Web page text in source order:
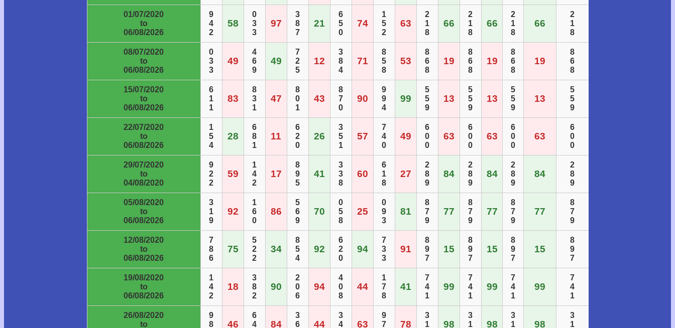
01/07/2020
to
06/08/2026
9
4
2
58
0
3
3
97
3
8
7
21
6
5
0
74
1
5
2
63
2
1
8
66
2
1
8
66
2
1
8
66
2
1
8
08/07/2020
to
06/08/2026
0
3
3
49
4
6
9
49
7
2
5
12
3
8
4
71
8
5
8
53
8
6
8
19
8
6
8
19
8
6
8
19
8
6
8
15/07/2020
to
06/08/2026
6
1
1
83
8
3
1
47
8
0
1
43
8
7
0
90
9
9
4
99
5
5
9
13
5
5
9
13
5
5
9
13
5
5
9
22/07/2020
to
06/08/2026
1
5
4
28
6
8
1
11
6
2
0
26
3
5
1
57
7
4
0
49
6
0
0
63
6
0
0
63
6
0
0
63
6
0
0
29/07/2020
to
04/08/2020
9
2
2
59
1
4
2
17
8
9
5
41
3
3
8
60
6
1
8
27
2
8
9
84
2
8
9
84
2
8
9
84
2
8
9
05/08/2020
to
06/08/2026
3
1
9
92
1
6
0
86
5
6
9
70
0
5
8
25
0
9
3
81
8
7
9
77
8
7
9
77
8
7
9
77
8
7
9
12/08/2020
to
06/08/2026
7
8
6
75
5
2
2
34
8
5
4
92
6
2
0
94
7
3
3
91
8
9
7
15
8
9
7
15
8
9
7
15
8
9
7
19/08/2020
to
06/08/2026
1
4
2
18
3
8
2
90
2
0
6
94
4
0
8
44
1
7
8
41
7
4
1
99
7
4
1
99
7
4
1
99
7
4
1
26/08/2020
to
9
8
46
6
4
84
3
6
44
3
4
63
9
7
78
3
1
98
3
1
98
3
1
98
3
1